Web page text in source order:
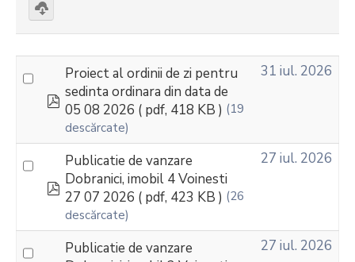
pdf
Proiect al ordinii de zi pentru
sedinta ordinara din data de
05 08 2026 ( pdf, 418 KB ) (19
descărcate)
31 iul. 2026
pdf
Publicatie de vanzare
Dobranici, imobil 4 Voinesti
27 07 2026 ( pdf, 423 KB ) (26
descărcate)
27 iul. 2026
Publicatie de vanzare
27 iul. 2026